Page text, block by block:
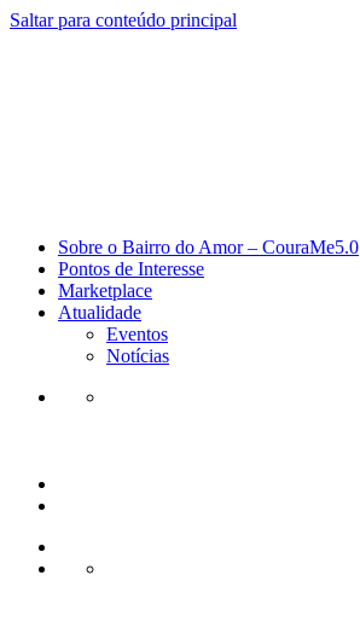
Saltar para conteúdo principal
Sobre o Bairro do Amor – CouraMe5.0
Pontos de Interesse
Marketplace
Atualidade
Eventos
Notícias